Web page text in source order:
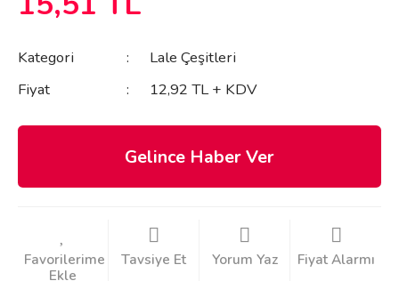
Kategori
Lale Çeşitleri
Fiyat
12,92 TL + KDV
Gelince Haber Ver
Tavsiye Et Yorum Yaz Fiyat Alarmı